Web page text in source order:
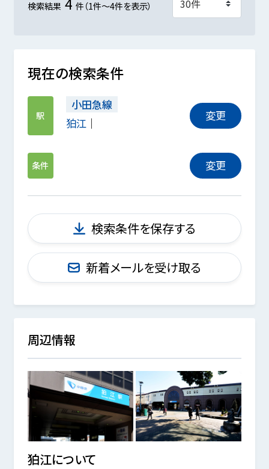
検索結果 件（1件～4件を表示）
現在の検索条件
駅
小田急線
狛江
変更
条件 変更
検索条件を保存する
新着メールを受け取る
周辺情報
狛江について